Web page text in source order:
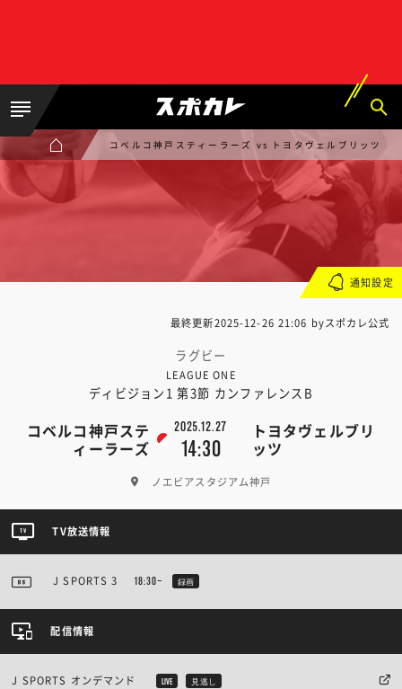
コベルコ神戸スティーラーズ vs トヨタヴェルブリッツ
最終更新2025-12-26 21:06 byスポカレ公式
ラグビー
LEAGUE ONE
ディビジョン1 第3節 カンファレンスB
コベルコ神戸ステ
ィーラーズ
2025.12.27
14:30
トヨタヴェルブリ
ッツ
ノエビアスタジアム神戸
通知設定
TV放送情報
J SPORTS 3 18:30~ 録画
配信情報
J SPORTS オンデマンド LIVE 見逃し